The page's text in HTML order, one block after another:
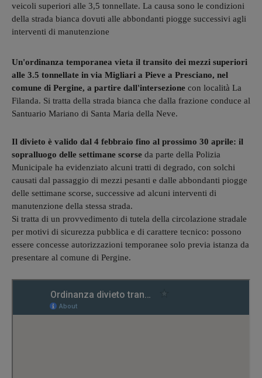
veicoli superiori alle 3,5 tonnellate. La causa sono le condizioni
della strada bianca dovuti alle abbondanti piogge successivi agli
interventi di manutenzione
Un'ordinanza temporanea vieta il transito dei mezzi superiori
alle 3.5 tonnellate in via Migliari a Pieve a Presciano, nel
comune di Pergine, a partire dall'intersezione con località La
Filanda. Si tratta della strada bianca che dalla frazione conduce al
Santuario Mariano di Santa Maria della Neve.
Il divieto è valido dal 4 febbraio fino al prossimo 30 aprile: il
sopralluogo delle settimane scorse da parte della Polizia
Municipale ha evidenziato alcuni tratti di degrado, con solchi
causati dal passaggio di mezzi pesanti e dalle abbondanti piogge
delle settimane scorse, successive ad alcuni interventi di
manutenzione della stessa strada.
Si tratta di un provvedimento di tutela della circolazione stradale
per motivi di sicurezza pubblica e di carattere tecnico: possono
essere concesse autorizzazioni temporanee solo previa istanza da
presentare al comune di Pergine.